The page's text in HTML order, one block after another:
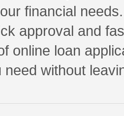
financial
approval and
online loan
need without